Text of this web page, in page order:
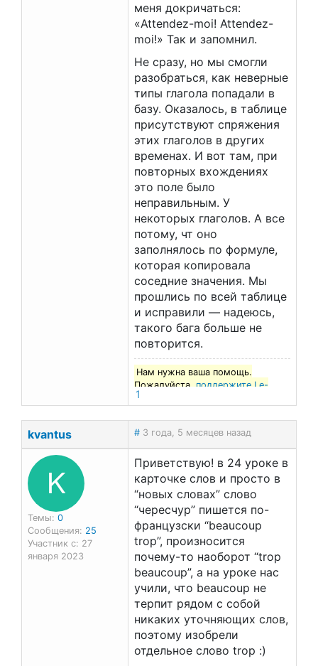
меня докричаться:
«Attendez-moi! Attendez-
moi!» Так и запомнил.
Не сразу, но мы смогли
разобраться, как неверные
типы глагола попадали в
базу. Оказалось, в таблице
присутствуют спряжения
этих глаголов в других
временах. И вот там, при
повторных вхождениях
это поле было
неправильным. У
некоторых глаголов. А все
потому, чт оно
заполнялось по формуле,
которая копировала
соседние значения. Мы
прошлись по всей таблице
и исправили — надеюсь,
такого бага больше не
повторится.
Нам нужна ваша помощь.
Пожалуйста,поддержите Le-
francais.ru
1
kvantus # 3 года, 5 месяцев назад
K
Темы: 0
Сообщения: 25
Участник с: 27
января 2023
Приветствую! в 24 уроке в
карточке слов и просто в
“новых словах” слово
“чересчур” пишется по-
французски “beaucoup
trop”, произносится
почему-то наоборот “trop
beaucoup”, а на уроке нас
учили, что beaucoup не
терпит рядом с собой
никаких уточняющих слов,
поэтому изобрели
отдельное слово trop :)